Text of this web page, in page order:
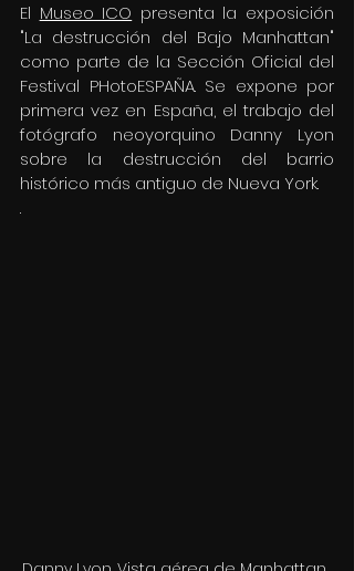
El Museo ICO presenta la exposición
"La destrucción del Bajo Manhattan"
como parte de la Sección Oficial del
Festival PHotoESPAÑA. Se expone por
primera vez en España, el trabajo del
fotógrafo neoyorquino Danny Lyon
sobre la destrucción del barrio
histórico más antiguo de Nueva York.
.